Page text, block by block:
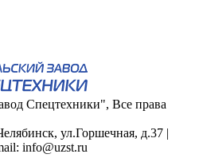
Спецтехники", Все права
, ул.Горшечная, д.37 |
info@uzst.ru